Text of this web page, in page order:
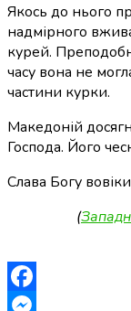
Якось до нього
надмірного
курей.
часу вона не
частини курки.
Македоній
Господа. Його
Слава Богу
(
Facebook